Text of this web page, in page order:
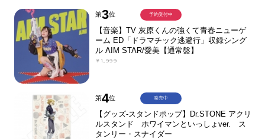
第3位
【音楽】TV 灰原くんの強くて青春ニューゲ
ーム ED「ドラマチック逃避行」収録シング
ル AIM STAR/愛美【通常盤】
￥1,999
予約受付中
第4位
【グッズ-スタンドポップ】Dr.STONE アクリ
ルスタンド ホワイマンといっしょver. ス
タンリー・スナイダー
発売中